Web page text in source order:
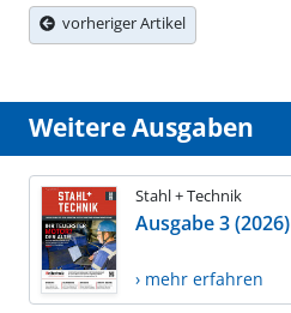
vorheriger Artikel
Weitere Ausgaben
Stahl + Technik
Ausgabe 3 (2026)
› mehr erfahren